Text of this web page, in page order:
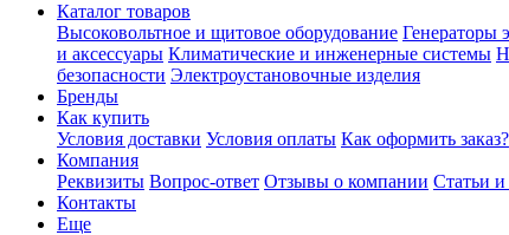
Каталог товаров
Высоковольтное и щитовое оборудование Генераторы
и аксессуары Климатические и инженерные системы
безопасности Электроустановочные изделия
Бренды
Как купить
Условия доставки Условия оплаты Как оформить заказ?
Компания
Реквизиты Вопрос-ответ Отзывы о компании Статьи и
Контакты
Еще